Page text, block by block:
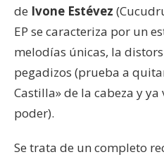
de Ivone Estévez
EP se caracteriza por un
melodías únicas, la
pegadizos (prueba a
Castilla» de la cabeza y ya
poder).
Se trata de un completo